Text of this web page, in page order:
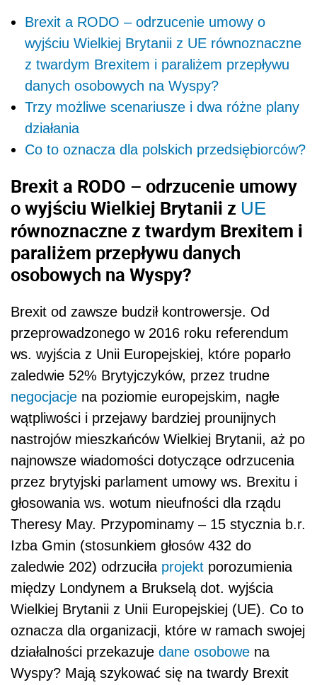
Brexit a RODO – odrzucenie umowy o
wyjściu Wielkiej Brytanii z UE równoznaczne
z twardym Brexitem i paraliżem przepływu
danych osobowych na Wyspy?
Trzy możliwe scenariusze i dwa różne plany
działania
Co to oznacza dla polskich przedsiębiorców?
Brexit a RODO – odrzucenie umowy
o wyjściu Wielkiej Brytanii z UE
równoznaczne z twardym Brexitem i
paraliżem przepływu danych
osobowych na Wyspy?
Brexit od zawsze budził kontrowersje. Od
przeprowadzonego w 2016 roku referendum
ws. wyjścia z Unii Europejskiej, które poparło
zaledwie 52% Brytyjczyków, przez trudne
negocjacje na poziomie europejskim, nagłe
wątpliwości i przejawy bardziej prounijnych
nastrojów mieszkańców Wielkiej Brytanii, aż po
najnowsze wiadomości dotyczące odrzucenia
przez brytyjski parlament umowy ws. Brexitu i
głosowania ws. wotum nieufności dla rządu
Theresy May. Przypominamy – 15 stycznia b.r.
Izba Gmin (stosunkiem głosów 432 do
zaledwie 202) odrzuciła projekt porozumienia
między Londynem a Brukselą dot. wyjścia
Wielkiej Brytanii z Unii Europejskiej (UE). Co to
oznacza dla organizacji, które w ramach swojej
działalności przekazuje dane osobowe na
Wyspy? Mają szykować się na twardy Brexit